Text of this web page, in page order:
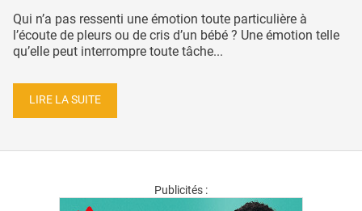
Qui n’a pas ressenti une émotion toute particulière à
l’écoute de pleurs ou de cris d’un bébé ? Une émotion telle
qu’elle peut interrompre toute tâche...
LIRE LA SUITE
Publicités :